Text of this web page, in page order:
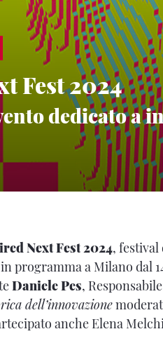
Fest 2024
dedicato a
Next Fest 2024, festival
programma a Milano dal
Daniele Pes,
dell’innovazione
anche Elena